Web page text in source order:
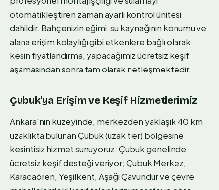
otomatikleştiren zaman ayarlı kontrol ünitesi
dahildir. Bahçenizin eğimi, su kaynağının konumu ve
alana erişim kolaylığı gibi etkenlere bağlı olarak
kesin fiyatlandırma, yapacağımız ücretsiz keşif
aşamasından sonra tam olarak netleşmektedir.
Çubuk'ya Erişim ve Keşif Hizmetlerimiz
Ankara'nın kuzeyinde, merkezden yaklaşık 40 km
uzaklıkta bulunan Çubuk (uzak tier) bölgesine
kesintisiz hizmet sunuyoruz. Çubuk genelinde
ücretsiz keşif desteği veriyor; Çubuk Merkez,
Karacaören, Yeşilkent, Aşağı Çavundur ve çevre